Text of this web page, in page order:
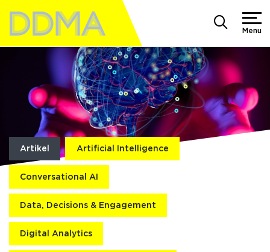
Menu
Artikel Artificial Intelligence
Conversational AI
Data, Decisions & Engagement
Digital Analytics